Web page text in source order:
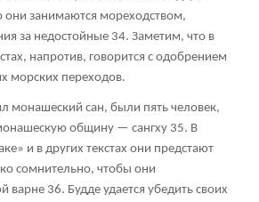
они занимаются мореходством,
за недостойные 34. Заметим, что в
напротив, говорится с одобрением
морских переходов.
монашеский сан, были пять человек,
общину — сангху 35. В
и в других текстах они предстают
сомнительно, чтобы они
варне 36. Будде удается убедить своих